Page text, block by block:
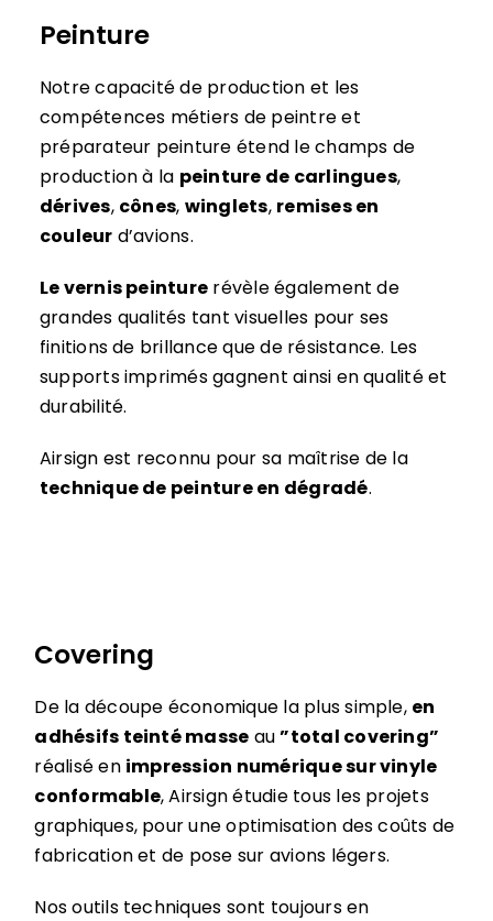
Peinture
Notre capacité de production et les
compétences métiers de peintre et
préparateur peinture étend le champs de
production à la peinture de carlingues,
dérives, cônes, winglets, remises en
couleur d’avions.
Le vernis peinture révèle également de
grandes qualités tant visuelles pour ses
finitions de brillance que de résistance. Les
supports imprimés gagnent ainsi en qualité et
durabilité.
Airsign est reconnu pour sa maîtrise de la
technique de peinture en dégradé.
Covering
De la découpe économique la plus simple, en
adhésifs teinté masse au”total covering”
réalisé en impression numérique sur vinyle
conformable, Airsign étudie tous les projets
graphiques, pour une optimisation des coûts de
fabrication et de pose sur avions légers.
Nos outils techniques sont toujours en